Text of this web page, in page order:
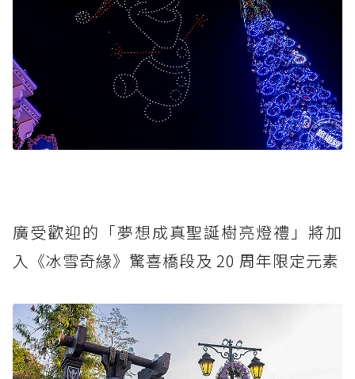
廣受歡迎的「夢想成真聖誕樹亮燈禮」將加
入《冰雪奇緣》驚喜橋段及 20 周年限定元素